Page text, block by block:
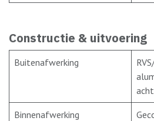
Constructie & uitvoering
Buitenafwerking
Binnenafwerking